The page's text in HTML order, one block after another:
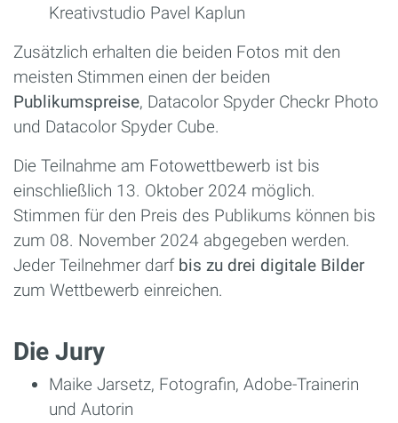
Kreativstudio Pavel Kaplun
Zusätzlich erhalten die beiden Fotos mit den
meisten Stimmen einen der beiden
Publikumspreise, Datacolor Spyder Checkr Photo
und Datacolor Spyder Cube.
Die Teilnahme am Fotowettbewerb ist bis
einschließlich 13. Oktober 2024 möglich.
Stimmen für den Preis des Publikums können bis
zum 08. November 2024 abgegeben werden.
Jeder Teilnehmer darf bis zu drei digitale Bilder
zum Wettbewerb einreichen.
Die Jury
Maike Jarsetz, Fotografin, Adobe-Trainerin
und Autorin